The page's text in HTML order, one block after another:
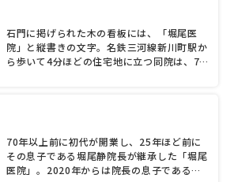
石門に掲げられた木の看板には、「堀尾医
院」と縦書きの文字。名鉄三河線新川町駅か
ら歩いて4分ほどの住宅地に立つ同院は、70
してからは、この庭でチャリティーイベント
を定期的に開催。地域住民との交流の場とも
なっている大切な庭だそうだ。「診療を続け
70年以上前に初代が開業し、25年ほど前に
その息子である堀尾静院長が継承した「堀尾
医院」。2020年からは院長の息子である堀